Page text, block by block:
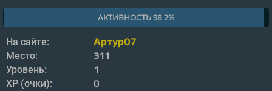
АКТИВНОСТЬ 98.2%
На сайте: Артур07
Место:
311
Уровень:
1
XP (очки):
0